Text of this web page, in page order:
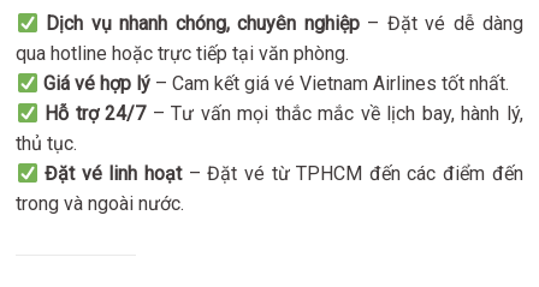
Dịch vụ nhanh chóng, chuyên nghiệp– Đặt vé dễ dàng
qua hotline hoặc trực tiếp tại văn phòng.
Giá vé hợp lý– Cam kết giá vé Vietnam Airlines tốt nhất.
Hỗ trợ 24/7– Tư vấn mọi thắc mắc về lịch bay, hành lý,
thủ tục.
Đặt vé linh hoạt– Đặt vé từ TPHCM đến các điểm đến
trong và ngoài nước.